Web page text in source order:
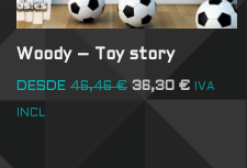
Woody – Toy story
DESDE 46,46€ 36,30 € IVA
INCL